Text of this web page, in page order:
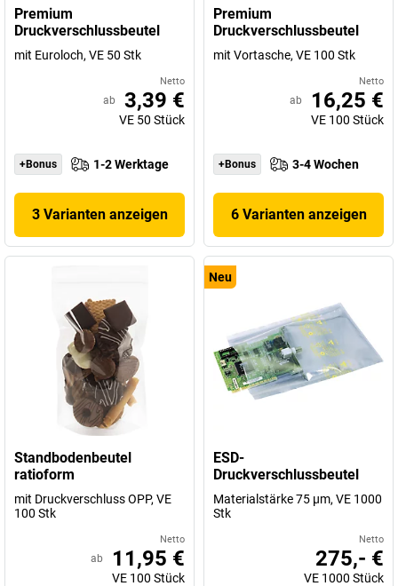
Premium
Druckverschlussbeutel
mit Euroloch, VE 50 Stk
Netto
ab 3,39 €
VE 50 Stück
+Bonus 1-2 Werktage
3 Varianten anzeigen
Premium
Druckverschlussbeutel
mit Vortasche, VE 100 Stk
Netto
ab 16,25 €
VE 100 Stück
+Bonus 3-4 Wochen
6 Varianten anzeigen
Standbodenbeutel
ratioform
mit Druckverschluss OPP, VE
100 Stk
Netto
ab 11,95 €
VE 100 Stück
Neu
ESD-
Druckverschlussbeutel
Materialstärke 75 µm, VE 1000
Stk
Netto
275,- €
VE 1000 Stück